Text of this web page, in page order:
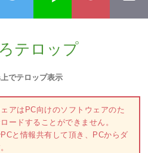
テロップ
でテロップ表示
アはPC向けのソフトウェアのた
ードすることができません。
と情報共有して頂き、PCからダ